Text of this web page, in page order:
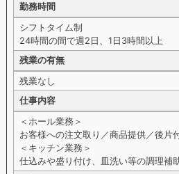
勤務時間
シフトタイム制
24時間の間で週2日、1日3時間以上
残業の有無
残業なし
仕事内容
＜ホール業務＞
お客様への注文取り／商品提供／後片
＜キッチン業務＞
仕込みや盛り付け、皿洗い等の調理補